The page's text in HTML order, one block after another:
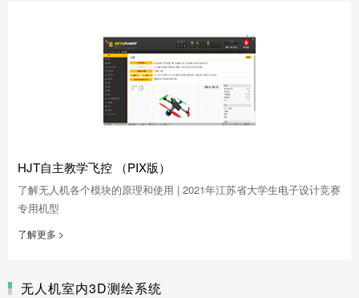
HJT自主教学飞控 （PIX版）
了解无人机各个模块的原理和使用 | 2021年江苏省大学生电子设计竞赛
专用机型
了解更多 >
无人机室内3D测绘系统